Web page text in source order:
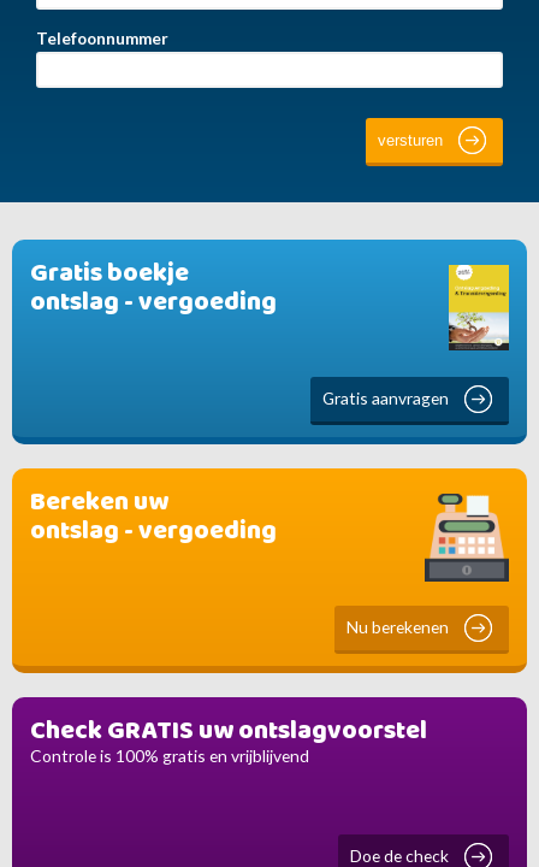
Gratis boekje
ontslag - vergoeding
Gratis aanvragen
Bereken uw
ontslag - vergoeding
Nu berekenen
Check GRATIS uw ontslagvoorstel
Controle is 100% gratis en vrijblijvend
Doe de check
Telefoonnummer